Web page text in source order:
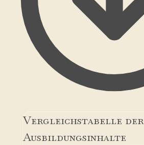
Vergleichstabelle der
Ausbildungsinhalte